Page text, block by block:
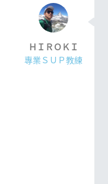
ＨＩＲＯＫＩ
專業ＳＵＰ教練